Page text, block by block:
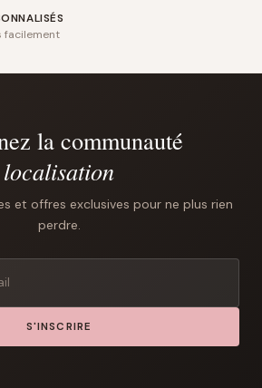
facilement
la communauté
localisation
et offres exclusives pour ne plus rien
perdre.
S'INSCRIRE